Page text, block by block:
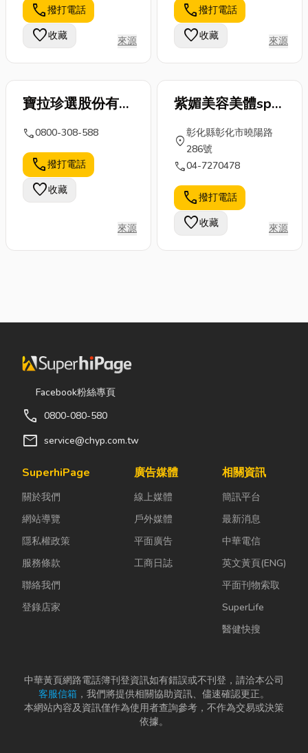
call撥打電話
favorite收藏 來源
call撥打電話
favorite收藏 來源
寶拉珍選股份有限
call0800-308-588
call撥打電話
favorite收藏
來源
紫媚美容美體spa
生活館
location_on
彰化縣彰化市曉陽路
286號
call04-7270478
call撥打電話
favorite收藏 來源
Facebook粉絲專頁
call 0800-080-580
mail service@chyp.com.tw
SuperhiPage
關於我們
網站導覽
隱私權政策
服務條款
聯絡我們
登錄店家
廣告媒體
線上媒體
戶外媒體
平面廣告
工商日誌
相關資訊
簡訊平台
最新消息
中華電信
英文黃頁(ENG)
平面刊物索取
SuperLife
醫健快搜
中華黃頁網路電話簿刊登資訊如有錯誤或不刊登，請洽本公司
客服信箱 ，我們將提供相關協助資訊、儘速確認更正。
本網站內容及資訊僅作為使用者查詢參考，不作為交易或決策
依據。